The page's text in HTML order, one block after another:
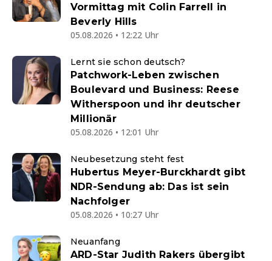
Vormittag mit Colin Farrell in
Beverly Hills
05.08.2026 • 12:22 Uhr
Lernt sie schon deutsch?
Patchwork-Leben zwischen
Boulevard und Business: Reese
Witherspoon und ihr deutscher
Millionär
05.08.2026 • 12:01 Uhr
Neubesetzung steht fest
Hubertus Meyer-Burckhardt gibt
NDR-Sendung ab: Das ist sein
Nachfolger
05.08.2026 • 10:27 Uhr
Neuanfang
ARD-Star Judith Rakers übergibt